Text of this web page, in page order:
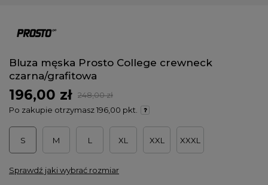
Bluza męska Prosto College crewneck
czarna/grafitowa
196,00 zł
248,00 zł
Po zakupie otrzymasz196,00 pkt.
S M L XL XXL XXXL
Sprawdź jaki wybrać rozmiar